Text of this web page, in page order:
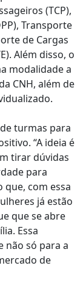
(TCP),
Transporte
de Cargas
Além disso, o
modalidade a
CNH, além de
turmas para
“A ideia é
tirar dúvidas
para
com essa
já estão
que se abre
Essa
não só para a
de